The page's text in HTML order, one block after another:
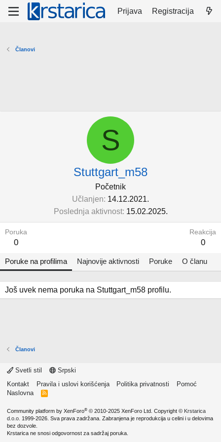
Prijava Registracija
Članovi
S
Stuttgart_m58
Početnik
Učlanjen 14.12.2021.
Poslednja aktivnost 15.02.2025.
Poruka
0
Reakcija
0
Poruke na profilima Najnovije aktivnosti Poruke O članu
Još uvek nema poruka na Stuttgart_m58 profilu.
Članovi
Svetli stil
Srpski
Kontakt
Pravila i uslovi korišćenja Politika privatnosti
Pomoć
Naslovna
R
Community platform by XenForo® © 2010-2025 XenForo Ltd. Copyright © Krstarica
d.o.o. 1999-2026. Sva prava zadržana. Zabranjena je reprodukcija u celini i u delovima
bez dozvole.
Krstarica ne snosi odgovornost za sadržaj poruka.